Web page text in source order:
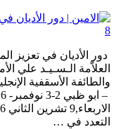
دور الأديان في تعزيز
التعدد في …